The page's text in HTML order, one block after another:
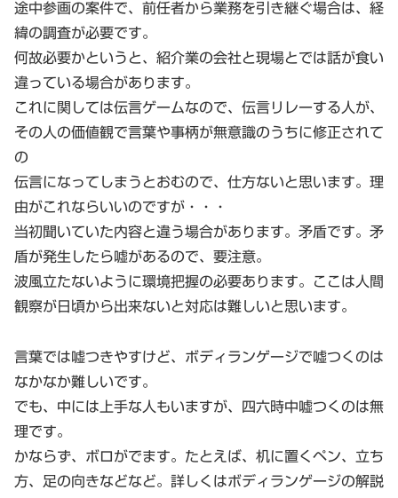
途中参画の案件で、前任者から業務を引き継ぐ場合は、経
緯の調査が必要です。
何故必要かというと、紹介業の会社と現場とでは話が食い
違っている場合があります。
これに関しては伝言ゲームなので、伝言リレーする人が、
その人の価値観で言葉や事柄が無意識のうちに修正されて
の
伝言になってしまうとおむので、仕方ないと思います。理
由がこれならいいのですが・・・
当初聞いていた内容と違う場合があります。矛盾です。矛
盾が発生したら嘘があるので、要注意。
波風立たないように環境把握の必要あります。ここは人間
観察が日頃から出来ないと対応は難しいと思います。
言葉では嘘つきやすけど、ボディランゲージで嘘つくのは
なかなか難しいです。
でも、中には上手な人もいますが、四六時中嘘つくのは無
理です。
かならず、ボロがでます。たとえば、机に置くペン、立ち
方、足の向きなどなど。詳しくはボディランゲージの解説